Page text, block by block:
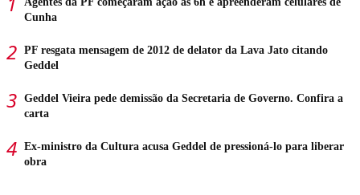
Cunha
PF resgata mensagem de 2012 de delator da Lava Jato citando
Geddel
Geddel Vieira pede demissão da Secretaria de Governo. Confira a
carta
Ex-ministro da Cultura acusa Geddel de pressioná-lo para liberar
obra